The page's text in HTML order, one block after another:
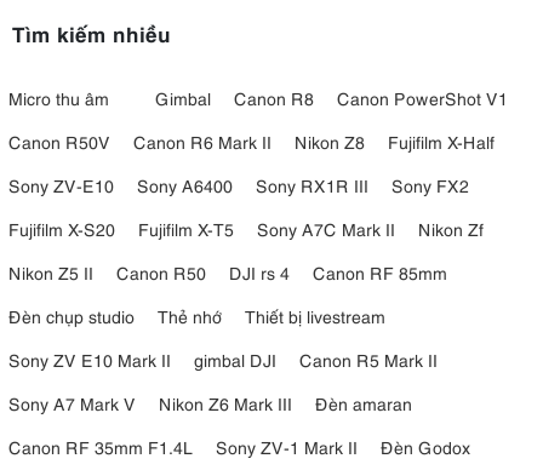
Tìm kiếm nhiều
Micro thu âm Gimbal Canon R8
Canon PowerShot V1
Canon R50V
Canon R6 Mark II Nikon Z8
Fujifilm X-Half
Sony ZV-E10
Sony A6400 Sony RX1R III
Sony FX2
Fujifilm X-S20
Fujifilm X-T5 Sony A7C Mark II
Nikon Zf
Nikon Z5 II
Canon R50 DJI rs 4
Canon RF 85mm
Đèn chụp studio
Thẻ nhớ
Thiết bị livestream
Sony ZV E10 Mark II
gimbal DJI
Canon R5 Mark II
Sony A7 Mark V
Nikon Z6 Mark III
Đèn amaran
Canon RF 35mm F1.4L
Sony ZV-1 Mark II
Đèn Godox